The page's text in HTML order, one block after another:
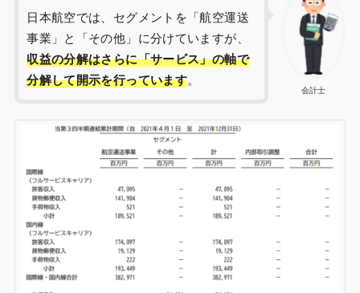
会計士
日本航空では、セグメントを「航空運送
事業」と「その他」に分けていますが、
収益の分解はさらに「サービス」の軸で
分解して開示を行っています。